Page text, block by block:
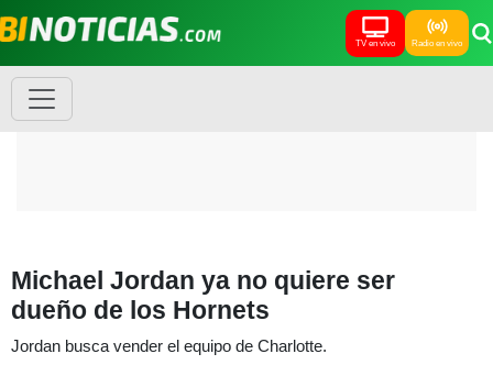
TV en vivo Radio en vivo
Michael Jordan ya no quiere ser
dueño de los Hornets
Jordan busca vender el equipo de Charlotte.